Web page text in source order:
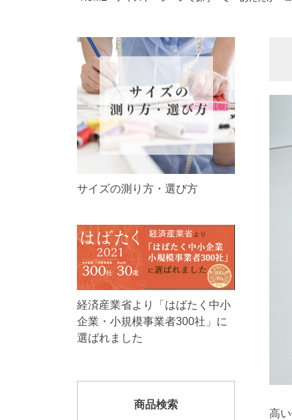
サイズの測り方・選び方
経済産業省より「はばたく中小
企業・小規模事業者300社」に
選ばれました
商品検索
高